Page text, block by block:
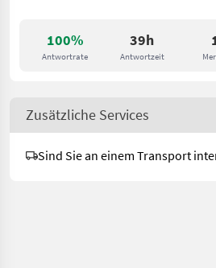
100%
Antwortrate
39h
Antwortzeit
Zusätzliche Services
Sind Sie an einem Transport